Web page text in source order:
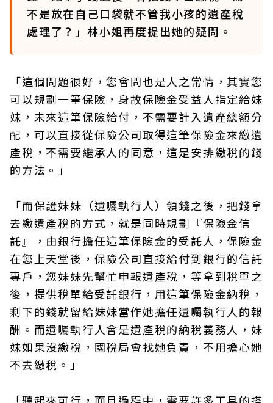
不是放在自己口袋就不管我小孩的遺產稅
處理了？」林小姐再度提出她的疑問。
「這個問題很好，您會問也是人之常情，其實您
可以規劃一筆保險，身故保險金受益人指定給妹
妹，未來這筆保險給付，不需要計入遺產總額分
配，可以直接從保險公司取得這筆保險金來繳遺
產稅，不需要繼承人的同意，這是安排繳稅的錢
的方法。」
「而保證妹妹（遺囑執行人）領錢之後，把錢拿
去繳遺產稅的方式，就是同時規劃『保險金信
託』，由銀行擔任這筆保險金的受託人，保險金
在您上天堂後，保險公司直接給付到銀行的信託
專戶，您妹妹先幫忙申報遺產稅，等拿到稅單之
後，提供稅單給受託銀行，用這筆保險金納稅，
剩下的錢就留給妹妹當作她擔任遺囑執行人的報
酬。而遺囑執行人會是遺產稅的納稅義務人，妹
妹如果沒繳稅，國稅局會找她負責，不用擔心她
不去繳稅。」